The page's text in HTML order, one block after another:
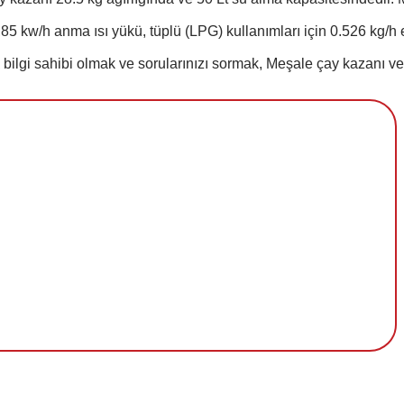
h anma ısı yükü, tüplü (LPG) kullanımları için 0.526
sahibi olmak ve sorularınızı sormak, Meşale çay